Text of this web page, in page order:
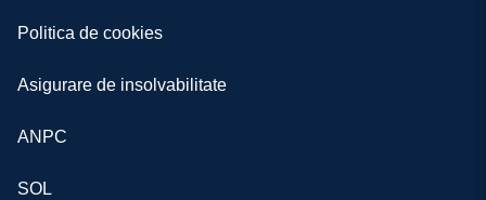
Politica de cookies
Asigurare de insolvabilitate
ANPC
SOL